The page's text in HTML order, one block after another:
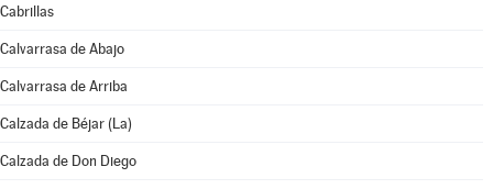
Cabrillas
Calvarrasa de Abajo
Calvarrasa de Arriba
Calzada de Béjar (La)
Calzada de Don Diego